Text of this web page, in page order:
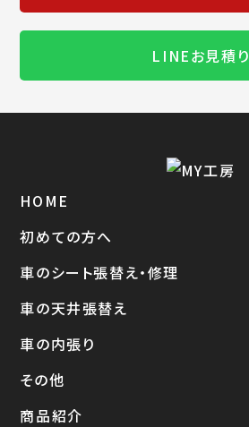
LINEお見積り
HOME
初めての方へ
車のシート張替え・修理
車の天井張替え
車の内張り
その他
商品紹介